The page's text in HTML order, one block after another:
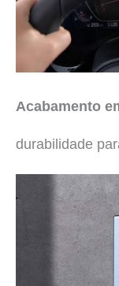
Acabamento
durabilidade